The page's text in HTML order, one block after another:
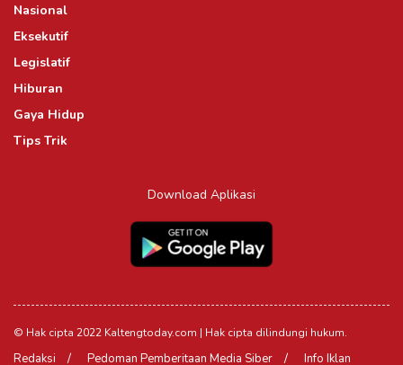
Nasional
Eksekutif
Legislatif
Hiburan
Gaya Hidup
Tips Trik
Download Aplikasi
© Hak cipta 2022 Kaltengtoday.com | Hak cipta dilindungi hukum.
Redaksi Pedoman Pemberitaan Media Siber Info Iklan